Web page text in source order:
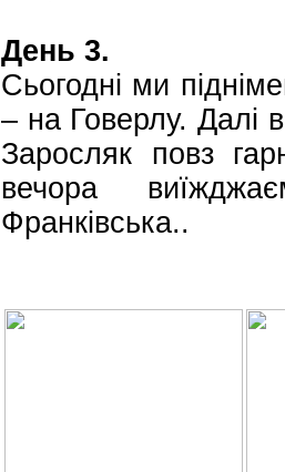
День 3.
Сьогодні ми
– на Говерлу. Далі
Заросляк повз
вечора
Франківська..